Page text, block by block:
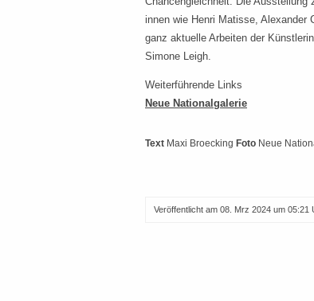
innen wie Henri Matisse, Alexander
ganz aktuelle Arbeiten der
Simone Leigh.
Weiterführende Links
Neue Nationalgalerie
Text Maxi Broecking Foto Neue
Veröffentlicht am 08. Mrz 2024 um 05:21